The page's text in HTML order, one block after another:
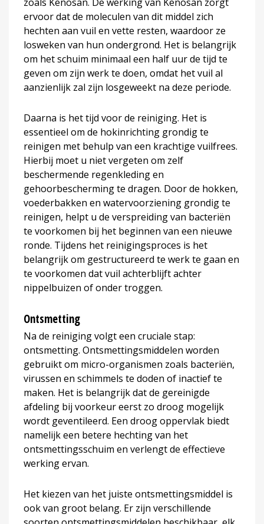
ervoor dat de moleculen van dit middel zich
hechten aan vuil en vette resten, waardoor ze
losweken van hun ondergrond. Het is belangrijk
om het schuim minimaal een half uur de tijd te
geven om zijn werk te doen, omdat het vuil al
aanzienlijk zal zijn losgeweekt na deze periode.
Daarna is het tijd voor de reiniging. Het is
essentieel om de hokinrichting grondig te
reinigen met behulp van een krachtige vuilfrees.
Hierbij moet u niet vergeten om zelf
beschermende regenkleding en
gehoorbescherming te dragen. Door de hokken,
voederbakken en watervoorziening grondig te
reinigen, helpt u de verspreiding van bacteriën
te voorkomen bij het beginnen van een nieuwe
ronde. Tijdens het reinigingsproces is het
belangrijk om gestructureerd te werk te gaan en
te voorkomen dat vuil achterblijft achter
nippelbuizen of onder troggen.
Ontsmetting
Na de reiniging volgt een cruciale stap:
ontsmetting. Ontsmettingsmiddelen worden
gebruikt om micro-organismen zoals bacteriën,
virussen en schimmels te doden of inactief te
maken. Het is belangrijk dat de gereinigde
afdeling bij voorkeur eerst zo droog mogelijk
wordt geventileerd. Een droog oppervlak biedt
namelijk een betere hechting van het
ontsmettingsschuim en verlengt de effectieve
werking ervan.
Het kiezen van het juiste ontsmettingsmiddel is
ook van groot belang. Er zijn verschillende